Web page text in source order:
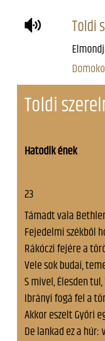
Toldi
Toldi
Hatodik ének
23
Támadt vala
Fejedelmi székből
Rákóczi fejére a
Vele sok budai,
S mivel, Élesden
Ibrányi fogá fel a
Akkor eszelt Győri
De lankad ez a